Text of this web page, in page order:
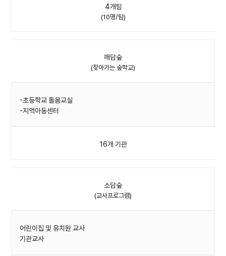
4개팀
(10명/팀)
깨담숲
(찾아가는 숲학교)
-초등학교 돌봄교실
-지역아동센터
16개 기관
소담숲
(교사프로그램)
어린이집 및 유치원 교사
기관교사